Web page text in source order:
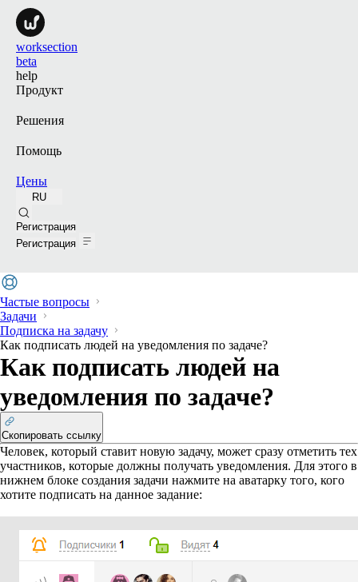
worksection
beta
help
Продукт
Решения
Помощь
Цены
RU
Регистрация
Регистрация
Частые вопросы
Задачи
Подписка на задачу
Как подписать людей на уведомления по задаче?
Как подписать людей на
уведомления по задаче?
Скопировать ссылку
Человек, который ставит новую задачу, может сразу отметить тех
участников, которые должны получать уведомления. Для этого в
нижнем блоке создания задачи нажмите на аватарку того, кого
хотите подписать на данное задание: